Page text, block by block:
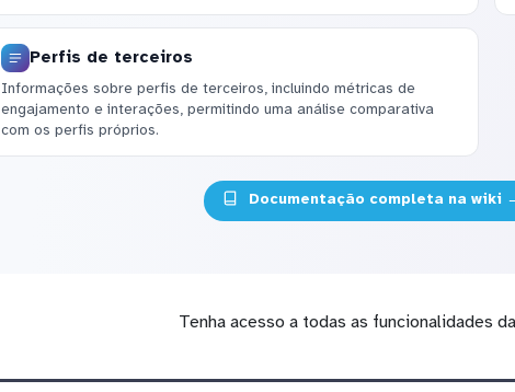
Perfis de terceiros
Informações sobre perfis de terceiros, incluindo métricas de
engajamento e interações, permitindo uma análise comparativa
com os perfis próprios.
Documentação completa na wiki
Tenha acesso a todas as funcionalidades